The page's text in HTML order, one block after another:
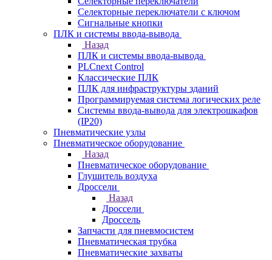
Селекторные переключатели с ключом
Сигнальные кнопки
ПЛК и системы ввода-вывода
Назад
ПЛК и системы ввода-вывода
PLCnext Control
Классические ПЛК
ПЛК для инфраструктуры зданий
Программируемая система логических реле
Системы ввода-вывода для электрошкафов
(IP20)
Пневматические узлы
Пневматическое оборудование
Назад
Пневматическое оборудование
Глушитель воздуха
Дроссели
Назад
Дроссели
Дроссель
Запчасти для пневмосистем
Пневматическая трубка
Пневматические захваты